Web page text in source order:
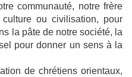
communauté, notre frère
ou civilisation, pour
la pâte de notre société, la
pour donner un sens à la
de chrétiens orientaux,